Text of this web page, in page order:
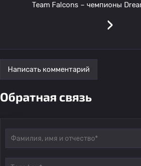
Team Falcons – чемпионы
›
Написать комментарий
Обратная связь